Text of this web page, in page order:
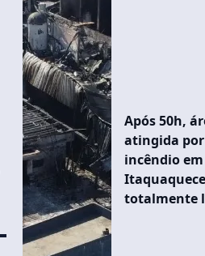
Após 50h,
atingida por
incêndio em
totalmente